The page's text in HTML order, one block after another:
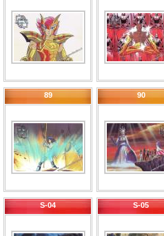
89 90
S-04 S-05